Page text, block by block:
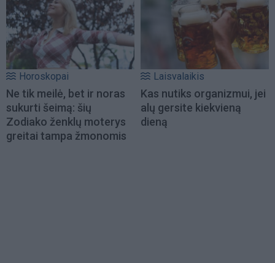
Horoskopai
Ne tik meilė, bet ir noras
sukurti šeimą: šių
Zodiako ženklų moterys
greitai tampa žmonomis
Laisvalaikis
Kas nutiks organizmui, jei
alų gersite kiekvieną
dieną